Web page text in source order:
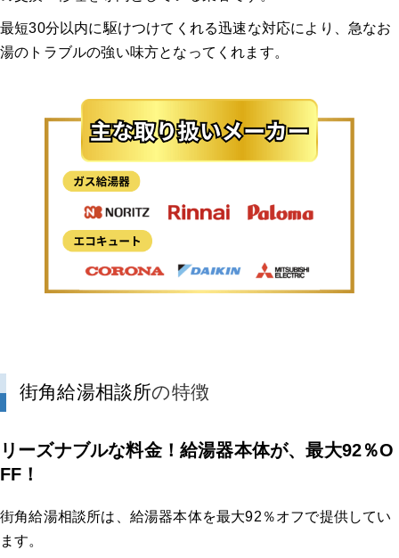
最短30分以内に駆けつけてくれる迅速な対応により、急なお
湯のトラブルの強い味方となってくれます。
街角給湯相談所の特徴
リーズナブルな料金！給湯器本体が、最大92％O
FF！
街角給湯相談所は、給湯器本体を最大92％オフで提供してい
ます。